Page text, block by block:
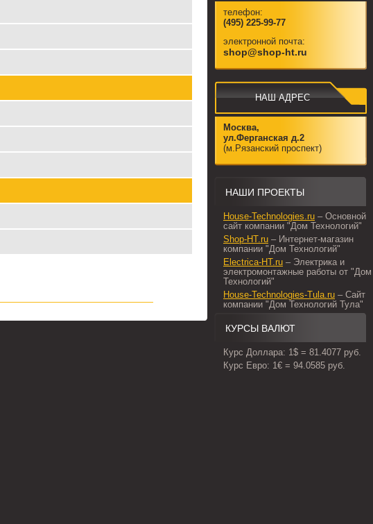
телефон:
(495) 225-99-77
электронной почта:
shop@shop-ht.ru
НАШ АДРЕС
Москва,
ул.Ферганская д.2
(м.Рязанский проспект)
НАШИ ПРОЕКТЫ
House-Technologies.ru – Основной
сайт компании "Дом Технологий"
Shop-HT.ru – Интернет-магазин
компании "Дом Технологий"
Electrica-HT.ru – Электрика и
электромонтажные работы от "Дом
Технологий"
House-Technologies-Tula.ru – Сайт
компании "Дом Технологий Тула"
КУРСЫ ВАЛЮТ
Курс Доллара: 1$ = 81.4077 руб.
Курс Евро: 1€ = 94.0585 руб.